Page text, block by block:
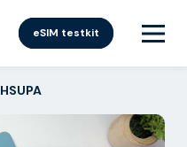
eSIM testkit
HSUPA